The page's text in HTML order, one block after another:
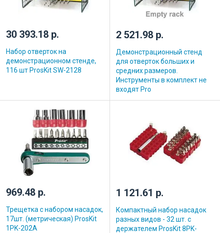
30 393.18 р.
Набор отверток на
демонстрационном стенде,
116 шт ProsKit SW-2128
2 521.98 р.
Демонстрационный стенд
для отверток больших и
средних размеров.
Инструменты в комплект не
входят Pro
969.48 р.
Трещетка с набором насадок,
17шт. (метрическая) ProsKit
1PK-202A
1 121.61 р.
Компактный набор насадок
разных видов - 32 шт. с
держателем ProsKit 8PK-